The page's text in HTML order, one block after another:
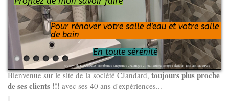
© Copyright CJANDARD - Plomberie / Zinguerie / Chauffage / Climatisation / Pompe à chaleur - Tous droits réservés
Pour rénover votre salle d'eau et votre salle
de bain
En toute sérénité
Bienvenue sur le site de la société CJandard,toujours plus proche
de ses clients !!! avec ses 40 ans d'expériences...